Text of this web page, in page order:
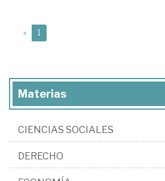
« 1
Materias
CIENCIAS SOCIALES
DERECHO